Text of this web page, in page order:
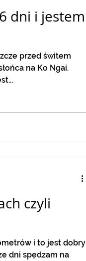
dni i jestem
przed świtem
na Ko Ngai.
czyli
i to jest dobry